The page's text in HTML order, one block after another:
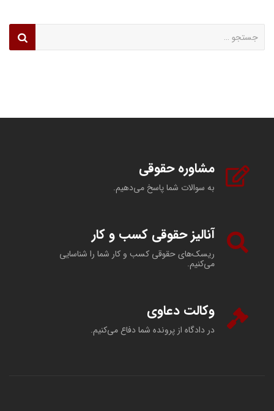
برای:
مشاوره حقوقی
به سوالات شما پاسخ می‌دهیم.
آنالیز حقوقی کسب و کار
ریسک‌های حقوقی کسب و کار شما را شناسایی
می‌کنیم.
وکالت دعاوی
در دادگاه از پرونده شما دفاع می‌کنیم.